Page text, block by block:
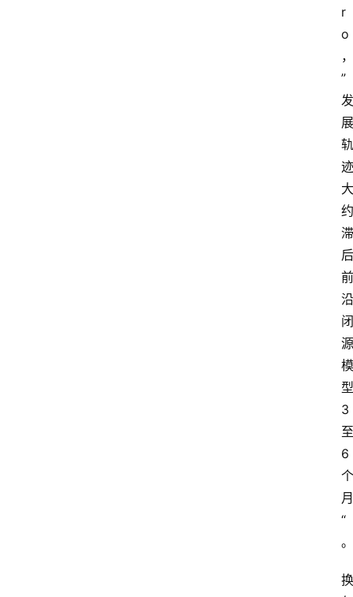
r
o
，
”
发
展
轨
迹
大
约
滞
后
前
沿
闭
源
模
型
3
至
6
个
月
“
。
换